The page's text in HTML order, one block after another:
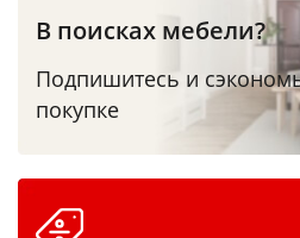
В поисках мебели?
Подпишитесь и
покупке